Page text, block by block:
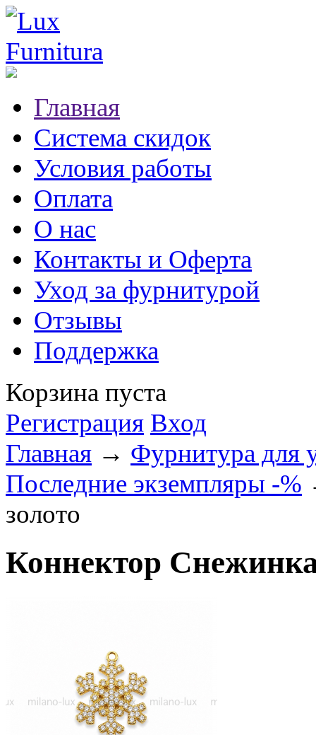
Главная
Система скидок
Условия работы
Оплата
О нас
Контакты и Оферта
Уход за фурнитурой
Отзывы
Поддержка
Корзина пуста
Регистрация Вход
Главная → Фурнитура для
Последние экземпляры -%
золото
Коннектор